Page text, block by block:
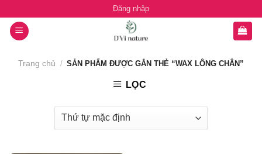
đến
nội
Đăng nhập
Trang chủ / SẢN PHẨM ĐƯỢC GẮN THẺ “WAX LÔNG CHÂN”
LỌC